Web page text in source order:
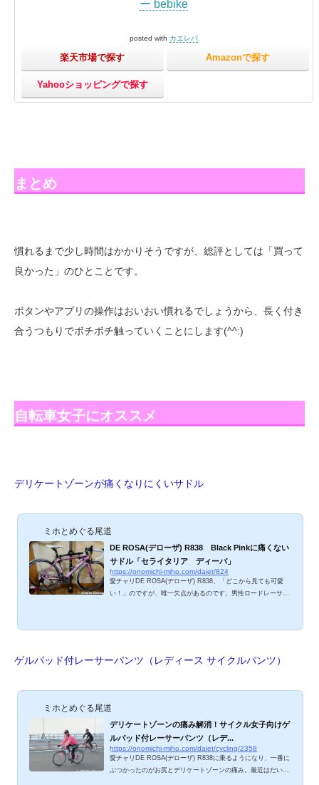
ー bebike
posted with カエレバ
楽天市場で探す Amazonで探す
Yahooショッピングで探す
まとめ
慣れるまで少し時間はかかりそうですが、総評としては「買って
良かった」のひとことです。
ボタンやアプリの操作はおいおい慣れるでしょうから、長く付き
合うつもりでボチボチ触っていくことにします(^^:)
自転車女子にオススメ
デリケートゾーンが痛くなりにくいサドル
ミホとめぐる尾道
DE ROSA(デローザ) R838 Black Pinkに痛くない
サドル「セライタリア ディーバ」
https://onomichi-miho.com/daiet/824
愛チャリDE ROSA(デローザ) R838、「どこから見ても可愛
い！」のですが、唯一欠点があるのです。男性ロードレーサー
われ、涙が出そうなほど痛いのです･･･。女性サイクリストの
ル選びは重要！ 「サドルジプシー」「サドル沼」という言葉が
ゲルパッド付レーサーパンツ（レディース サイクルパンツ）
ミホとめぐる尾道
デリケートゾーンの痛み解消！サイクル女子向けゲ
ルパッド付レーサーパンツ（レデ...
https://onomichi-miho.com/daiet/cycling/2358
愛チャリDE ROSA(デローザ) R838に乗るようになり、一番に
ぶつかったのがお尻とデリケートゾーンの痛み。最近はだいぶ